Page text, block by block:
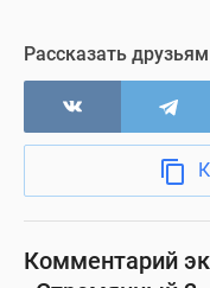
Рассказать
Комментарий